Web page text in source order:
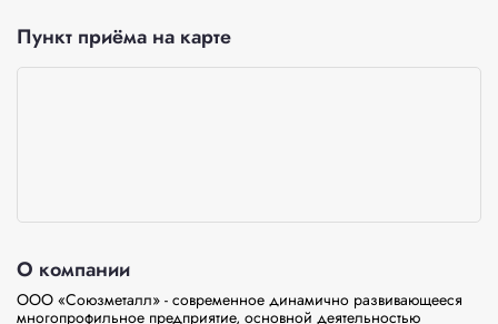
Пункт приёма на карте
О компании
ООО «Союзметалл» - современное динамично развивающееся
многопрофильное предприятие, основной деятельностью